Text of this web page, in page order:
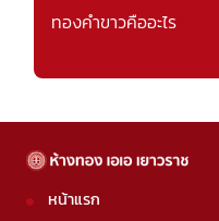
ทองคำขาวคืออะไร
หน้าแรก